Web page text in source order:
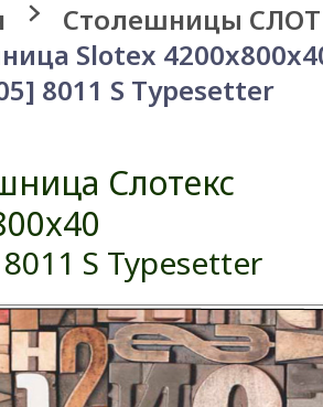
Столешницы
Slotex
8011 S Typesetter
Слотекс
S Typesetter